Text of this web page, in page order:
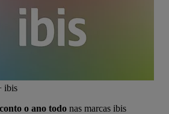
ibis
o ano todo nas marcas ibis